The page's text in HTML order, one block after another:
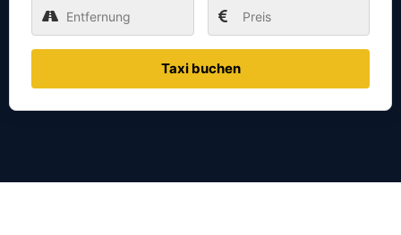
Taxi buchen